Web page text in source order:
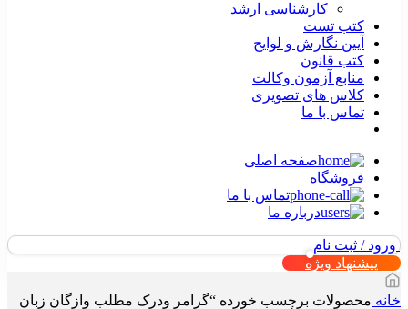
کارشناسی ارشد
کتب تست
آیین نگارش و لوایح
کتب قانون
منابع آزمون وکالت
کلاس های تصویری
تماس با ما
صفحه اصلی
فروشگاه
تماس با ما
درباره ما
ورود / ثبت نام
پیشنهاد ویژه
خانه محصولات برچسب خورده “گرامر ودرک مطلب وازگان زبان